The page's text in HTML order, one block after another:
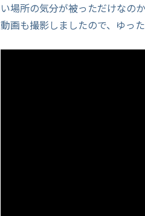
い場所の気分が被っただけなの
動画も撮影しましたので、ゆっ